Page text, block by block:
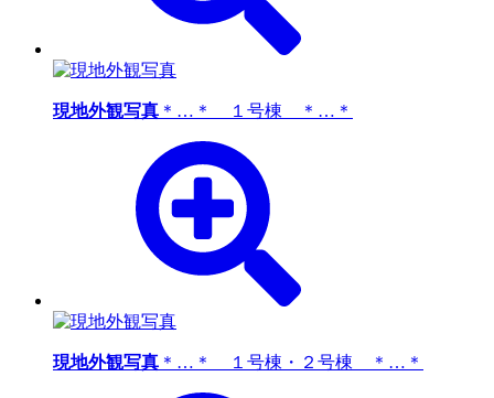
現地外観写真 ＊…＊ １号棟 ＊…＊
現地外観写真 ＊…＊ １号棟・２号棟 ＊…＊